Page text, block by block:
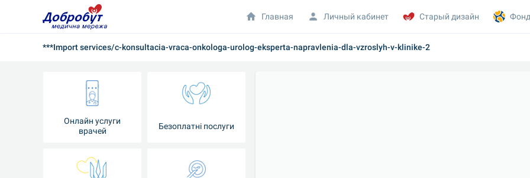
***Import services/c-konsultacia-vraca-onkologa-urolog-eksperta-napravlenia-dla-vzroslyh-v-klinike-2
Онлайн услуги
врачей
Безоплатні послуги
Главная Личный кабинет Старый дизайн